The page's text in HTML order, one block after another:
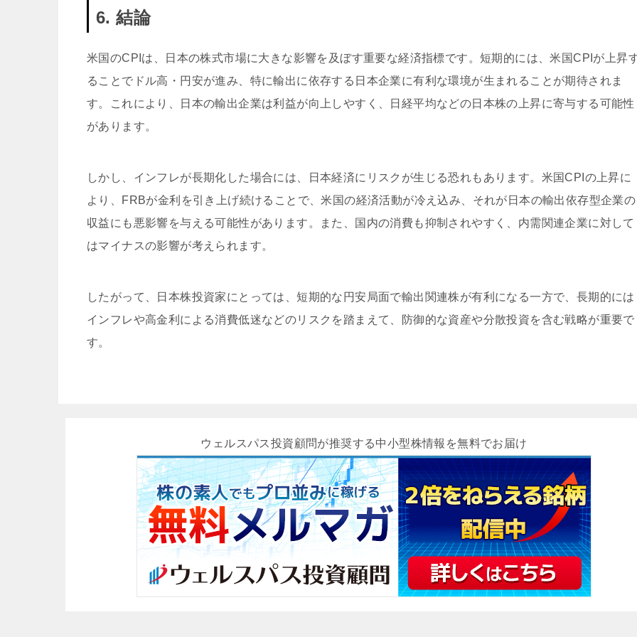
6. 結論
米国のCPIは、日本の株式市場に大きな影響を及ぼす重要な経済指標です。短期的には、米国CPIが上昇
ることでドル高・円安が進み、特に輸出に依存する日本企業に有利な環境が生まれることが期待されま
す。これにより、日本の輸出企業は利益が向上しやすく、日経平均などの日本株の上昇に寄与する可能性
があります。
しかし、インフレが長期化した場合には、日本経済にリスクが生じる恐れもあります。米国CPIの上昇に
より、FRBが金利を引き上げ続けることで、米国の経済活動が冷え込み、それが日本の輸出依存型企業の
収益にも悪影響を与える可能性があります。また、国内の消費も抑制されやすく、内需関連企業に対して
はマイナスの影響が考えられます。
したがって、日本株投資家にとっては、短期的な円安局面で輸出関連株が有利になる一方で、長期的には
インフレや高金利による消費低迷などのリスクを踏まえて、防御的な資産や分散投資を含む戦略が重要で
す。
ウェルスパス投資顧問が推奨する中小型株情報を無料でお届け